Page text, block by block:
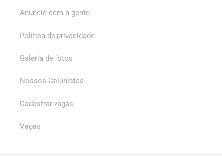
Anuncie com a gente
Política de privacidade
Galeria de fotos
Nossos Colunistas
Cadastrar vagas
Vagas